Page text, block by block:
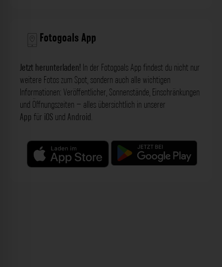
Fotogoals App
Jetzt herunterladen! In der Fotogoals App findest du nicht nur
weitere Fotos zum Spot, sondern auch alle wichtigen
Informationen: Veröffentlicher, Sonnenstände, Einschränkungen
und Öffnungszeiten – alles übersichtlich in unserer
App für iOS und Android.